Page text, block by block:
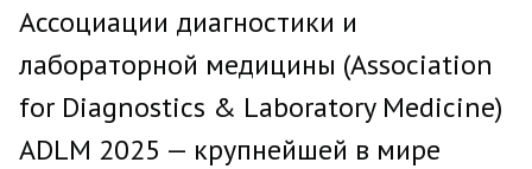
Ассоциации диагностики и
лабораторной медицины (Association
for Diagnostics & Laboratory Medicine)
ADLM 2025 — крупнейшей в мире